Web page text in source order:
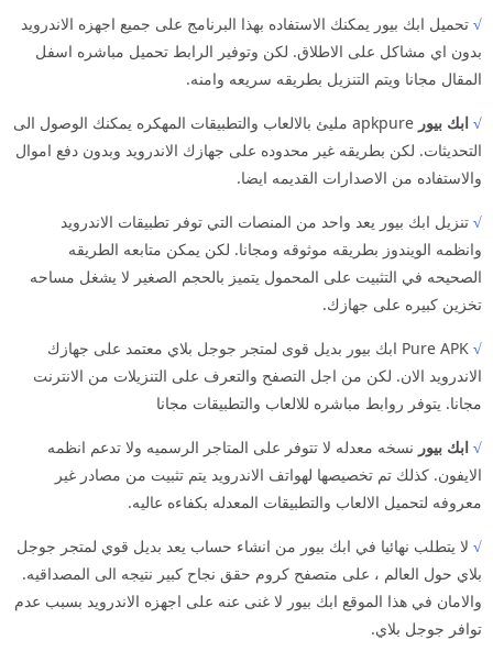
√ تحميل ابك بيور يمكنك الاستفاده بهذا البرنامج على جميع اجهزه الاندرويد
بدون اي مشاكل على الاطلاق. لكن وتوفير الرابط تحميل مباشره اسفل
المقال مجانا ويتم التنزيل بطريقه سريعه وامنه.
√ ابك بيور
apkpure مليئ بالالعاب والتطبيقات المهكره يمكنك الوصول الى
التحديثات. لكن بطريقه غير محدوده على جهازك الاندرويد وبدون دفع اموال
والاستفاده من الاصدارات القديمه ايضا.
√ تنزيل ابك بيور يعد واحد من المنصات التي توفر تطبيقات الاندرويد
وانظمه الويندوز بطريقه موثوقه ومجانا. لكن يمكن متابعه الطريقه
الصحيحه في التثبيت على المحمول يتميز بالحجم الصغير لا يشغل مساحه
تخزين كبيره على جهازك.
√
Pure APK ابك بيور بديل قوى لمتجر جوجل بلاي معتمد على جهازك
الاندرويد الان. لكن من اجل التصفح والتعرف على التنزيلات من الانترنت
مجانا. يتوفر روابط مباشره للالعاب والتطبيقات مجانا
√ ابك بيور نسخه معدله لا تتوفر على المتاجر الرسميه ولا تدعم انظمه
الايفون. كذلك تم تخصيصها لهواتف الاندرويد يتم تثبيت من مصادر غير
معروفه لتحميل الالعاب والتطبيقات المعدله بكفاءه عاليه.
√ لا يتطلب نهائيا في ابك بيور من انشاء حساب يعد بديل قوي لمتجر جوجل
بلاي حول العالم ، على متصفح كروم حقق نجاح كبير نتيجه الى المصداقيه.
والامان في هذا الموقع ابك بيور لا غنى عنه على اجهزه الاندرويد بسبب عدم
توافر جوجل بلاي.